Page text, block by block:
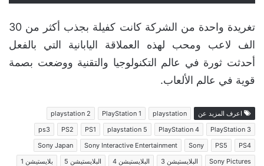
تغريدة واحدة من الشركة كانت كفيلة بجذب أكثر من 30
الف لاعب ومحب لهذه العملاقة اليابانية التي بالفعل
أحدثت ثورة في عالم التكنولوجيا والتقنية ووضعت بصمة
قوية في عالم الألعاب.
اعرف المزيد عن playstation
PlayStation 1
playstation 2
PlayStation 3
PlayStation 4
playstation 5
PS1
PS2
ps3
PS4
PS5
Sony
Sony Interactive Entertainment
Sony Japan
Sony Pictures
البلايستيشن 3 البلايستيشن 4 البلايستيشن 5
بلايستيشن 1